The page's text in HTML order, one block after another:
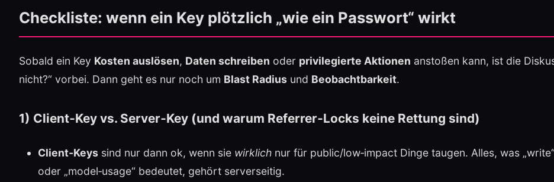
Checkliste: wenn ein Key plötzlich „wie ein Passwort“ wirkt
Sobald ein Key Kosten auslösen, Daten schreiben oder privilegierte Aktionen anstoßen kann, ist die
nicht?“ vorbei. Dann geht es nur noch um Blast Radius und Beobachtbarkeit.
1) Client‑Key vs. Server‑Key (und warum Referrer‑Locks keine Rettung sind)
Client‑Keys sind nur dann ok, wenn sie wirklich nur für public/low‑impact Dinge taugen. Alles, was
oder „model‑usage“ bedeutet, gehört serverseitig.